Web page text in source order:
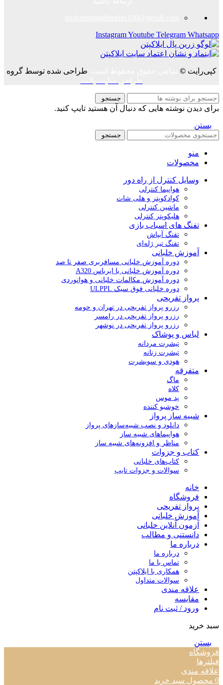
InstagramYoutube Telegram Whatsapp
کپی‌رایت ©
طراحی شده توسط گروه
جستجو
برای دیدن نوشته هایی که دنبال آن هستید تایپ کنید.
بستن
جستجو
منو
محصولات
وسایل کنترل از راه دور
هواپیما کنترلی
کوادکوپتر و هلی شات
ماشین کنترلی
هلیکوپتر کنترلی
تفنگ های اسباب بازی
تفنگ آبپاش
تفنگ تیر ژله‌ای
آموزش خلبانی
دوره آموزش خلبانی مسافربری صفر تا صد
دوره آموزش خلبانی با ایرباس A320
دوره آموزش مکالمات خلبانی و هوانوردی
دوره خلبانی فوق سبک ULPPL
پرواز تفریحی
رزرو پرواز تفریحی در تهران و حومه
رزرو پرواز تفریحی در رامسر
رزرو پرواز تفریحی در نوشهر
لباس و پوشاک
تیشرت مردانه
تیشرت زنانه
هودی و سویشرت
متفرقه
ماگ
کلاه
پد موس
خوشبو کننده
شبیه ساز پرواز
دانلود و نصب شبیه‌سازهای پرواز
هواپیماهای شبیه ساز
مناظر و افزونه‌های شبیه ساز
کتاب و جزوات
کتاب‌های خلبانی
سوالات و جزوات تایپ
خانه
فروشگاه
پرواز تفریحی
آموزش خلبانی
آزمون آنلاین خلبانی
دانستنی و مطالب
درباره ما
درباره ما
تماس با ما
همکاری با ایلاکپتن
سوالات متداول
علاقه مندی
مقایسه
ورود / ثبت نام
سبد خرید
بستن
فروشگاه
فیلترها
علاقه مندی
0 محصول سبد خرید